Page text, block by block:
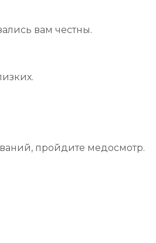
вам честны.
пройдите медосмотр.